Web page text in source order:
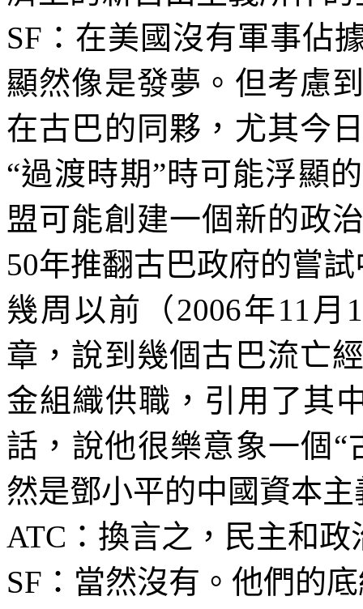
SF ：在美國沒有軍事佔
顯然像是發夢。但考慮
在古巴的同夥，尤其今
“過渡時期”時可能浮顯
盟可能創建一個新的政
50年推翻古巴政府的嘗
幾周以前（2006年11 月
章，說到幾個古巴流亡
金組織供職，引用了其
話，說他很樂意象一個
然是鄧小平的中國資本
ATC ：換言之，民主和
SF ：當然沒有。他們的